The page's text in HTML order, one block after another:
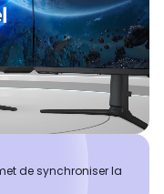
de synchroniser la